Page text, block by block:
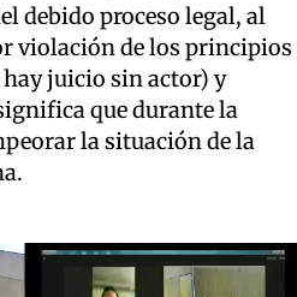
debido proceso legal, al
violación de los principios
hay juicio sin actor) y
que durante la
la situación de la